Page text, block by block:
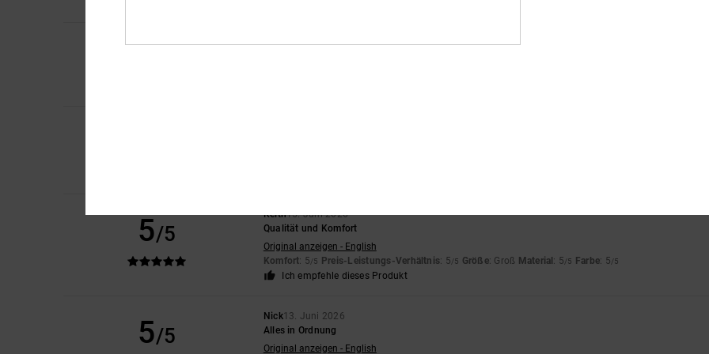
5
5/5
Keith15. Juni 2026
Qualität und Komfort
Original anzeigen - English
Komfort: 5/5 Preis-Leistungs-Verhältnis: 5/5 Größe: Groß Material : 5/5 Farbe: 5/5
Ich empfehle dieses Produkt
5/5
Nick13. Juni 2026
Alles in Ordnung
Original anzeigen - English